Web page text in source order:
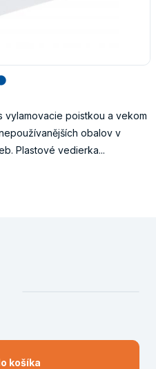
poistkou a vekom
obalov v
Plastové vedierka...
košíka